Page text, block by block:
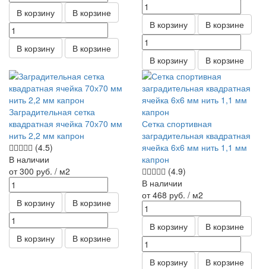
В корзину В корзине
В корзину В корзине
В корзину В корзине
В корзину В корзине
Заградительная сетка
квадратная ячейка 70х70 мм
нить 2,2 мм капрон
(4.5)
В наличии
от 300 руб. / м2
В корзину В корзине
В корзину В корзине
Сетка спортивная
заградительная квадратная
ячейка 6х6 мм нить 1,1 мм
капрон
(4.9)
В наличии
от 468 руб. / м2
В корзину В корзине
В корзину
В корзине